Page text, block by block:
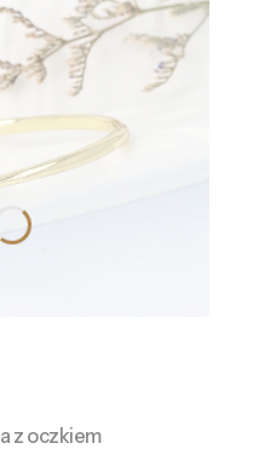
z oczkiem